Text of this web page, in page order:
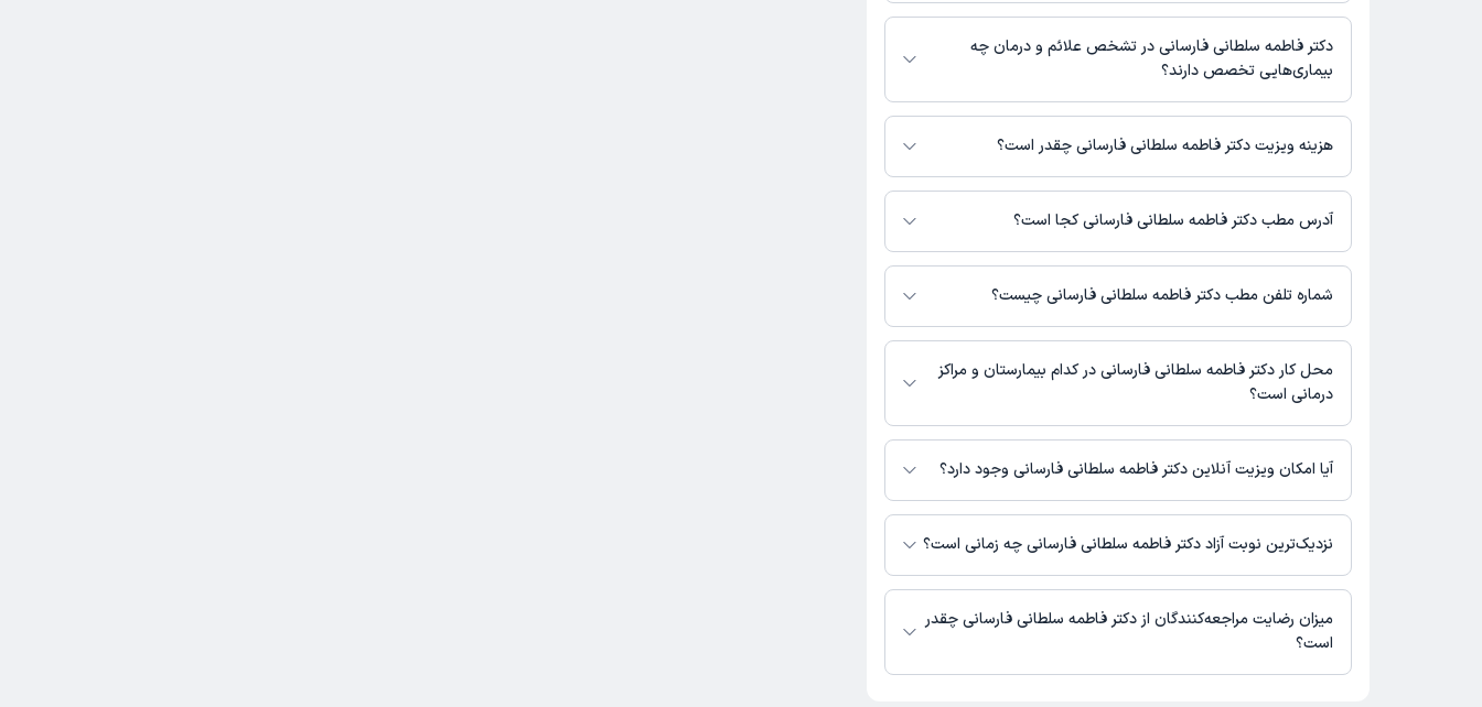
برنامه حضور در مطب، تصاویر پزشک، ساعات کاری و سایر اطلاعات مرتبط با خدمات
پزشکی و نوبت‌گیری ممکن است در پروفایل ایشان در دکترتو در دسترس باشد
دکتر فاطمه سلطانی فارسانی در رشته‌های زیر (پزشکی) تخصص دارند:
عمومی
دکتر فاطمه سلطانی فارسانی در تشخص علائم و درمان چه
بیماری‌هایی تخصص دارند؟
دکتر فاطمه سلطانی فارسانی در تشخیص علائم و درمان بیماری‌های مرتبط با عمومی
فعالیت می‌کنند.
هزینه ویزیت دکتر فاطمه سلطانی فارسانی چقدر است؟
مبلغ ویزیت دکتر فاطمه سلطانی فارسانی با توجه به نوع ویزیت تغییر می‌کند.
هزینه مشاوره پزشکی تلفنی: 220000 تومان
آدرس مطب دکتر فاطمه سلطانی فارسانی کجا است؟
دکتر فاطمه سلطانی فارسانی 1 مطب فعال دارند. آدرس مطب‌های دکتر فاطمه سلطانی
فارسانی به شرح زیر است.
شماره تلفن مطب دکتر فاطمه سلطانی فارسانی چیست؟
مطب شهرکرد : شماره تماس مطب دکتر فاطمه سلطانی فارسانی در حال حاضر در این
صفحه ثبت نشده است.
محل کار دکتر فاطمه سلطانی فارسانی در کدام بیمارستان و مراکز
درمانی است؟
اطلاعاتی درباره محل فعالیت دکتر فاطمه سلطانی فارسانی در مراکز درمانی در دسترس
نیست.
آیا امکان ویزیت آنلاین دکتر فاطمه سلطانی فارسانی وجود دارد؟
در حال حاضر دکتر فاطمه سلطانی فارسانی مشاوره پزشکی تلفنی فعال دارند.
نزدیک‌ترین نوبت آزاد دکتر فاطمه سلطانی فارسانی چه زمانی است؟
دکتر فاطمه سلطانی فارسانی از روز یکشنبه 18 مرداد 1405 بیمار جدید می‌پذیرند.
میزان رضایت مراجعه‌کنندگان از دکتر فاطمه سلطانی فارسانی چقدر
است؟